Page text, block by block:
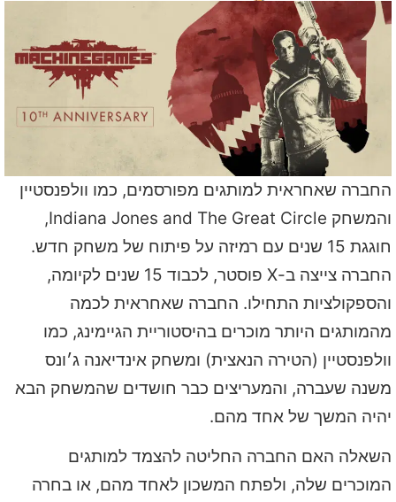
החברה שאחראית למותגים מפורסמים, כמו וולפנסטיין
והמשחק Indiana Jones and The Great Circle,
חוגגת 15 שנים עם רמיזה על פיתוח של משחק חדש.
החברה צייצה ב-X פוסטר, לכבוד 15 שנים לקיומה,
והספקולציות התחילו. החברה שאחראית לכמה
מהמותגים היותר מוכרים בהיסטוריית הגיימינג, כמו
וולפנסטיין (הטירה הנאצית) ומשחק אינדיאנה ג׳ונס
משנה שעברה, והמעריצים כבר חושדים שהמשחק הבא
יהיה המשך של אחד מהם.
השאלה האם החברה החליטה להצמד למותגים
המוכרים שלה, ולפתח המשכון לאחד מהם, או בחרה